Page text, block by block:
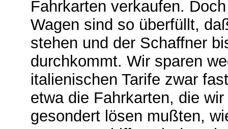
Fahrkarten verkaufen.
Wagen sind so überfüllt,
stehen und der Schaffner
durchkommt. Wir sparen
italienischen Tarife zwar
etwa die Fahrkarten, die
gesondert lösen mußten,